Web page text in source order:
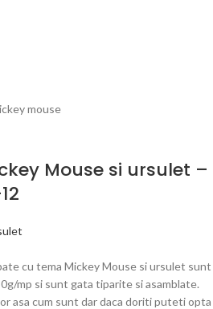
Mouse si ursulet –
cu tema Mickey Mouse si ursulet sunt
mp si sunt gata tiparite si asamblate.
asa cum sunt dar daca doriti puteti opta